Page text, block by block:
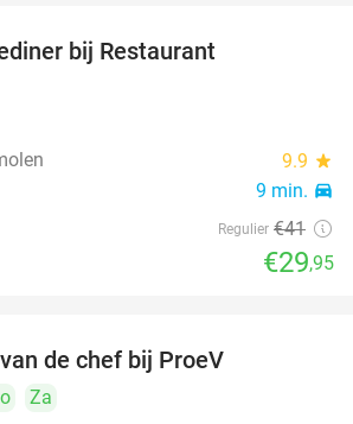
bij Restaurant
9.9 star
9 min. directions_car
Regulier €41
€29,95
de chef bij ProeV
Za